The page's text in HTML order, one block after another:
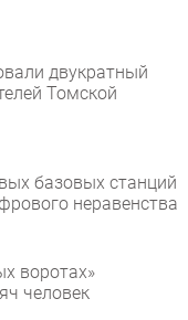
двукратный
Томской
базовых станций
неравенства
воротах»
человек